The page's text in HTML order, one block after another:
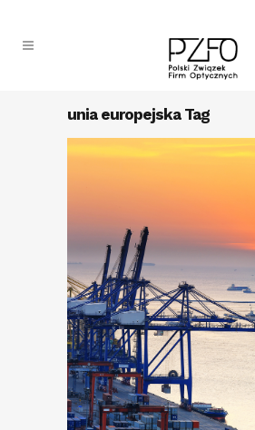
unia europejska Tag